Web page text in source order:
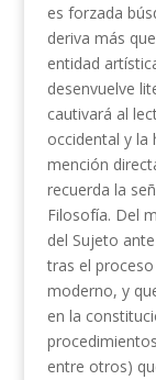
es forzada
deriva más
entidad
desenvuelve
cautivará al
occidental y la
mención
recuerda la
Filosofía. Del
del Sujeto
tras el
moderno, y
en la
entre otros)